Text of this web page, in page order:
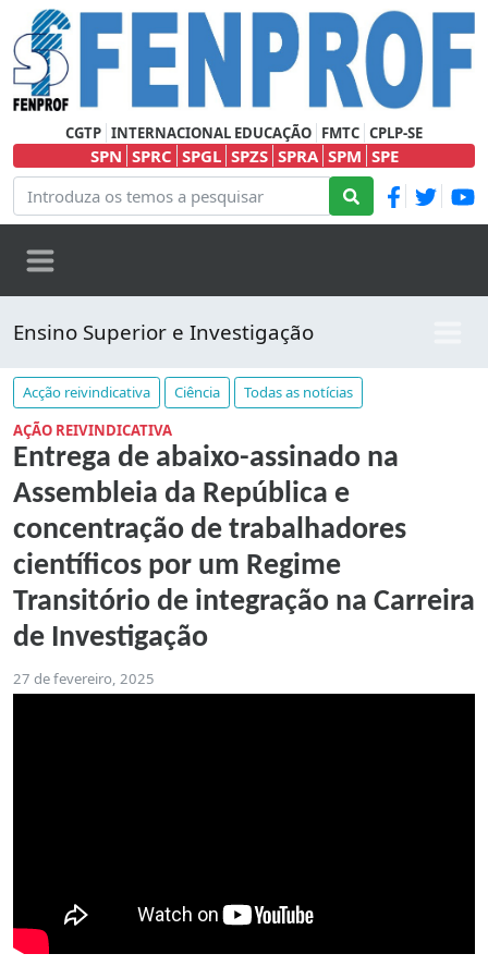
CGTP INTERNACIONAL EDUCAÇÃO FMTC CPLP-SE
SPN SPRC SPGL SPZS SPRA SPM SPE
Ensino Superior e Investigação
Acção reivindicativa Ciência
Todas as notícias
AÇÃO REIVINDICATIVA
Entrega de abaixo-assinado na
Assembleia da República e
concentração de trabalhadores
científicos por um Regime
Transitório de integração na Carreira
de Investigação
27 de fevereiro, 2025